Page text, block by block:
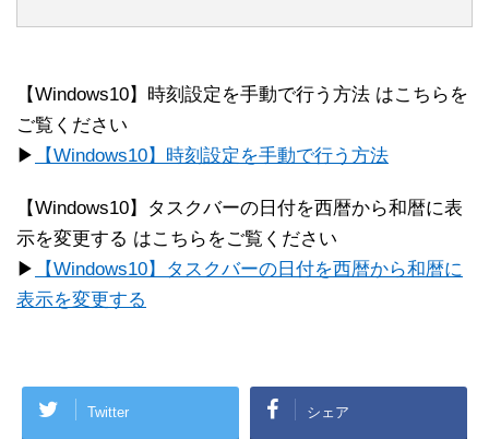
【Windows10】時刻設定を手動で行う方法 はこちらを
ご覧ください
▶
【Windows10】時刻設定を手動で行う方法
【Windows10】タスクバーの日付を西暦から和暦に表
示を変更する はこちらをご覧ください
▶
【Windows10】タスクバーの日付を西暦から和暦に
表示を変更する
Twitter シェア